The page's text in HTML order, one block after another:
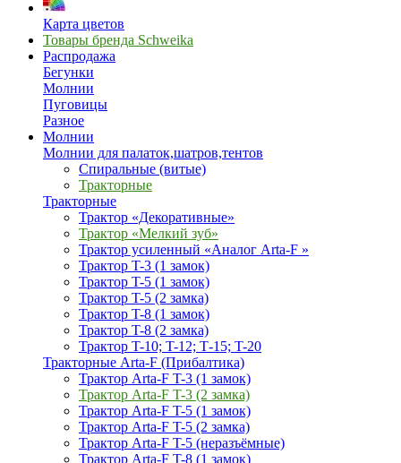
Карта цветов
Товары бренда Schweika
Распродажа
Бегунки
Молнии
Пуговицы
Разное
Молнии
Молнии для палаток,шатров,тентов
Спиральные (витые)
Тракторные
Тракторные
Трактор «Декоративные»
Трактор «Мелкий зуб»
Трактор усиленный «Аналог Arta-F »
Трактор T-3 (1 замок)
Трактор T-5 (1 замок)
Трактор T-5 (2 замка)
Трактор T-8 (1 замок)
Трактор T-8 (2 замка)
Трактор T-10; T-12; Т-15; T-20
Тракторные Arta-F (Прибалтика)
Трактор Arta-F T-3 (1 замок)
Трактор Arta-F T-3 (2 замка)
Трактор Arta-F T-5 (1 замок)
Трактор Arta-F T-5 (2 замка)
Трактор Arta-F T-5 (неразъёмные)
Трактор Arta-F T-8 (1 замок)